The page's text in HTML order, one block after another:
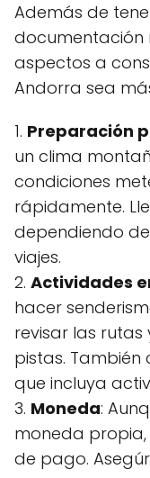
Además de
documentación
aspectos a
Andorra sea
1. Preparación
un clima
condiciones
rápidamente.
dependiendo
viajes.
2. Actividades
hacer
revisar las rutas
pistas.
que incluya
3. Moneda:
moneda propia,
de pago.